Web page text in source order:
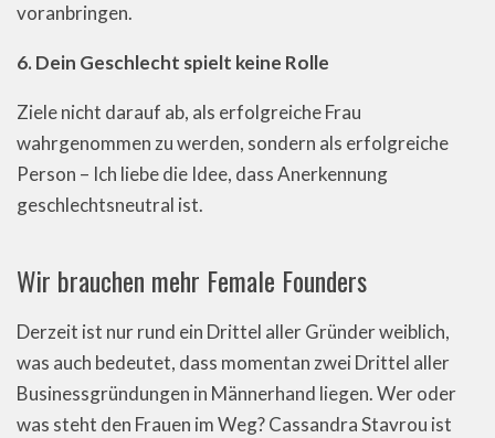
voranbringen.
6. Dein Geschlecht spielt keine Rolle
Ziele nicht darauf ab, als erfolgreiche Frau
wahrgenommen zu werden, sondern als erfolgreiche
Person – Ich liebe die Idee, dass Anerkennung
geschlechtsneutral ist.
Wir brauchen mehr Female Founders
Derzeit ist nur rund ein Drittel aller Gründer weiblich,
was auch bedeutet, dass momentan zwei Drittel aller
Businessgründungen in Männerhand liegen. Wer oder
was steht den Frauen im Weg? Cassandra Stavrou ist